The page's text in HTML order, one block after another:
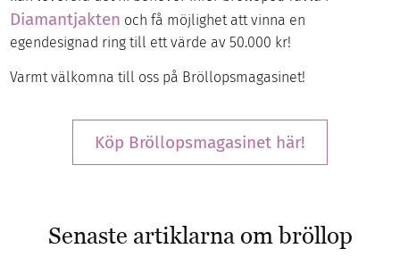
Diamantjakten och få möjlighet att vinna en
egendesignad ring till ett värde av 50.000 kr!
Varmt välkomna till oss på Bröllopsmagasinet!
Köp Bröllopsmagasinet här!
Senaste artiklarna om bröllop